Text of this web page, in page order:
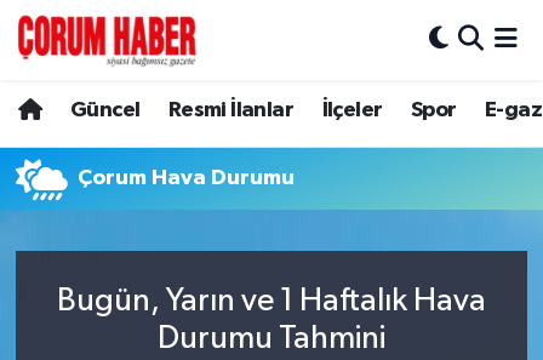
Güncel Resmi İlanlar İlçeler Spor E-
Çorum Hava Durumu
Bugün, Yarın ve 1 Haftalık Hava
Durumu Tahmini
Spor
Resmi İlanlar
Hava Durumu
Çorum Namaz Vakitleri
Süper Lig Puan Durumu ve Fikstür